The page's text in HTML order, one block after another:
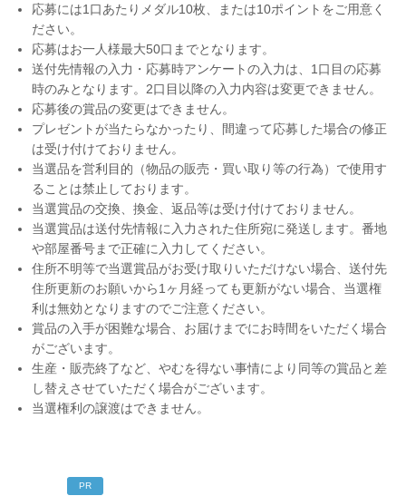
応募には1口あたりメダル10枚、または10ポイントをご用意く
ださい。
応募はお一人様最大50口までとなります。
送付先情報の入力・応募時アンケートの入力は、1口目の応募
時のみとなります。2口目以降の入力内容は変更できません。
応募後の賞品の変更はできません。
プレゼントが当たらなかったり、間違って応募した場合の修正
は受け付けておりません。
当選品を営利目的（物品の販売・買い取り等の行為）で使用す
ることは禁止しております。
当選賞品の交換、換金、返品等は受け付けておりません。
当選賞品は送付先情報に入力された住所宛に発送します。番地
や部屋番号まで正確に入力してください。
住所不明等で当選賞品がお受け取りいただけない場合、送付先
住所更新のお願いから1ヶ月経っても更新がない場合、当選権
利は無効となりますのでご注意ください。
賞品の入手が困難な場合、お届けまでにお時間をいただく場合
がございます。
生産・販売終了など、やむを得ない事情により同等の賞品と差
し替えさせていただく場合がございます。
当選権利の譲渡はできません。
PR